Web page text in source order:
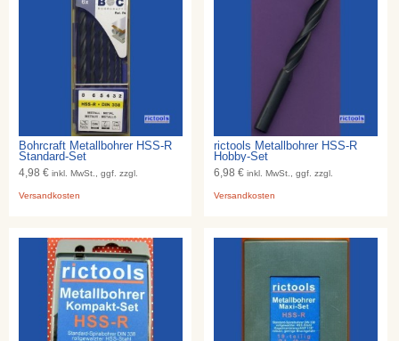
Bohrcraft Metallbohrer HSS-R
Standard-Set
4,98 € inkl. MwSt., ggf. zzgl.
Versandkosten
rictools Metallbohrer HSS-R
Hobby-Set
6,98 €inkl. MwSt., ggf. zzgl.
Versandkosten